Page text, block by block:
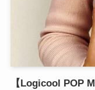
【Logicool POP